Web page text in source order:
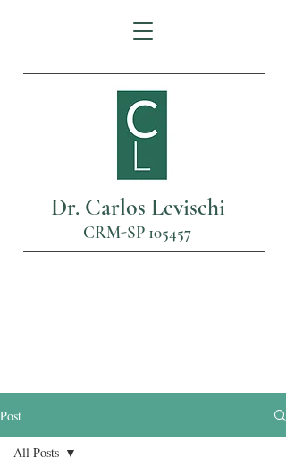
Dr. Carlos Levischi
CRM-SP 105457
Post
All Posts